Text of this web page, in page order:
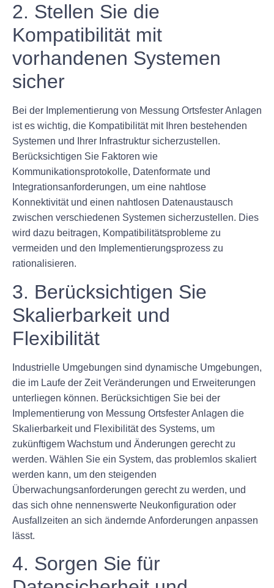
2. Stellen Sie die
Kompatibilität mit
vorhandenen Systemen
sicher
Bei der Implementierung von Messung Ortsfester Anlagen
ist es wichtig, die Kompatibilität mit Ihren bestehenden
Systemen und Ihrer Infrastruktur sicherzustellen.
Berücksichtigen Sie Faktoren wie
Kommunikationsprotokolle, Datenformate und
Integrationsanforderungen, um eine nahtlose
Konnektivität und einen nahtlosen Datenaustausch
zwischen verschiedenen Systemen sicherzustellen. Dies
wird dazu beitragen, Kompatibilitätsprobleme zu
vermeiden und den Implementierungsprozess zu
rationalisieren.
3. Berücksichtigen Sie
Skalierbarkeit und
Flexibilität
Industrielle Umgebungen sind dynamische Umgebungen,
die im Laufe der Zeit Veränderungen und Erweiterungen
unterliegen können. Berücksichtigen Sie bei der
Implementierung von Messung Ortsfester Anlagen die
Skalierbarkeit und Flexibilität des Systems, um
zukünftigem Wachstum und Änderungen gerecht zu
werden. Wählen Sie ein System, das problemlos skaliert
werden kann, um den steigenden
Überwachungsanforderungen gerecht zu werden, und
das sich ohne nennenswerte Neukonfiguration oder
Ausfallzeiten an sich ändernde Anforderungen anpassen
lässt.
4. Sorgen Sie für